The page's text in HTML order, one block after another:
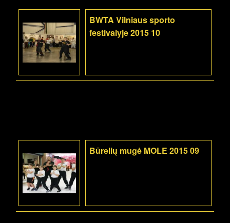
BWTA Vilniaus sporto
festivalyje 2015 10
Būrelių mugė MOLE 2015 09